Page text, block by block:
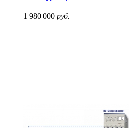
1 980 000 руб.